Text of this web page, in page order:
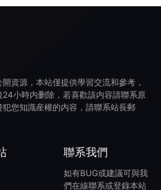
資源，本站僅提供學習交流和參考，
小時内删除，若喜歡該内容請聯系原
您知識産權的内容，請聯系站長郵
聯系我們
如有BUG或建議可與我
們在線聯系或登錄本站